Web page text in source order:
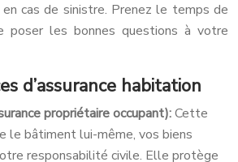
en cas de sinistre. Prenez le temps de
poser les bonnes questions à votre
d’assurance habitation
propriétaire occupant):Cette
le bâtiment lui-même, vos biens
responsabilité civile. Elle protège